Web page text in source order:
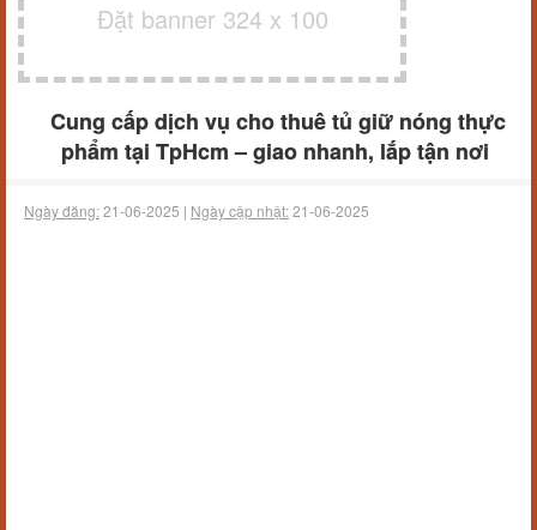
Đặt banner 324 x 100
Cung cấp dịch vụ cho thuê tủ giữ nóng thực
phẩm tại TpHcm – giao nhanh, lắp tận nơi
Ngày đăng:21-06-2025 | Ngày cập nhật:21-06-2025